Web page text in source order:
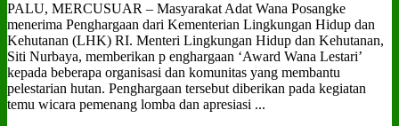
PALU, MERCUSUAR – Masyarakat Adat Wana Posangke
menerima Penghargaan dari Kementerian Lingkungan Hidup dan
Kehutanan (LHK) RI. Menteri Lingkungan Hidup dan Kehutanan,
Siti Nurbaya, memberikan p enghargaan ‘Award Wana Lestari’
kepada beberapa organisasi dan komunitas yang membantu
pelestarian hutan. Penghargaan tersebut diberikan pada kegiatan
temu wicara pemenang lomba dan apresiasi ...